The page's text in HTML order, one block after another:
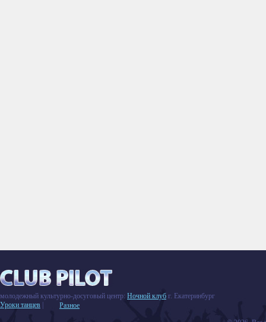
молодежный культурно-досуговый центр: Ночной клуб г. Екатеринбург
Уроки танцев
Разное